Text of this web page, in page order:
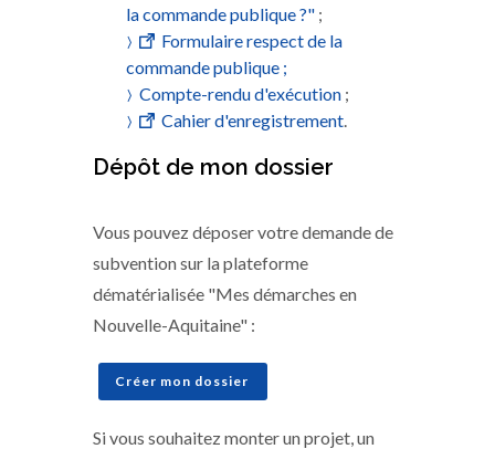
la commande publique ?" ;
Formulaire respect de la
commande publique ;
Compte-rendu d'exécution ;
Cahier d'enregistrement
Dépôt de mon dossier
Vous pouvez déposer votre demande de
subvention sur la plateforme
dématérialisée "Mes démarches en
Nouvelle-Aquitaine" :
Créer mon dossier
Si vous souhaitez monter un projet, un